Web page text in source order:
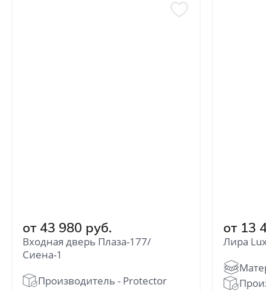
от 43 980 руб.
Входная дверь Плаза-177/
Сиена-1
Производитель - Protector
от 13
Лира